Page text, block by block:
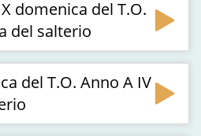
domenica del T.O.
del salterio
del T.O. Anno A IV